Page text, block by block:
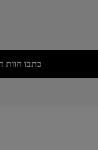
כתבו חוות